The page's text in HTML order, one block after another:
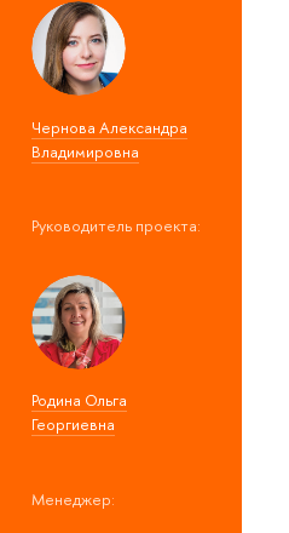
Чернова Александра
Владимировна
Руководитель проекта:
Родина Ольга
Георгиевна
Менеджер: